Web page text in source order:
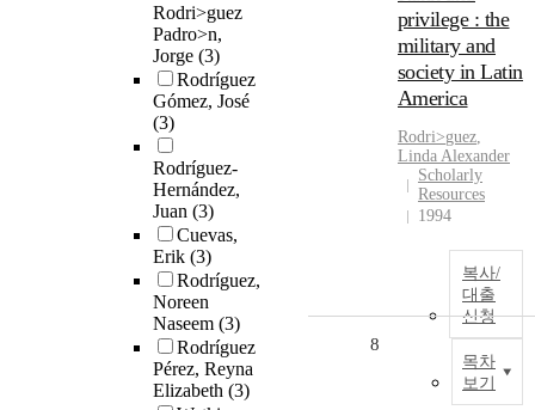
Rodri>guez
Padro>n,
Jorge (3)
Rodríguez
Gómez, José
(3)
Rodríguez-
Hernández,
Juan (3)
Cuevas,
Erik (3)
Rodríguez,
Noreen
Naseem (3)
Rodríguez
Pérez, Reyna
Elizabeth (3)
privilege : the
military and
society in Latin
America
Rodri>guez,
Linda Alexander
Scholarly
Resources
1994
복사/
대출
신청
목차
보기
8